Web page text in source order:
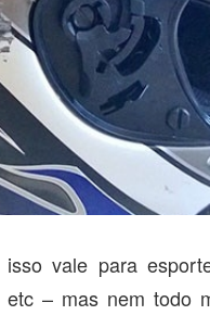
vale para
– mas nem todo